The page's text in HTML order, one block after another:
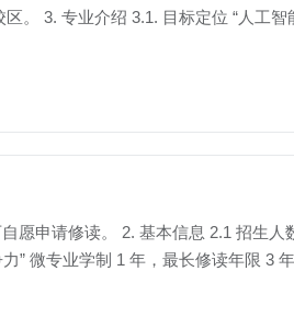
。 3. 专业介绍 3.1. 目标定位 “人工智
愿申请修读。 2. 基本信息 2.1 招生人